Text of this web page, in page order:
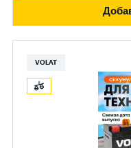
VOLAT